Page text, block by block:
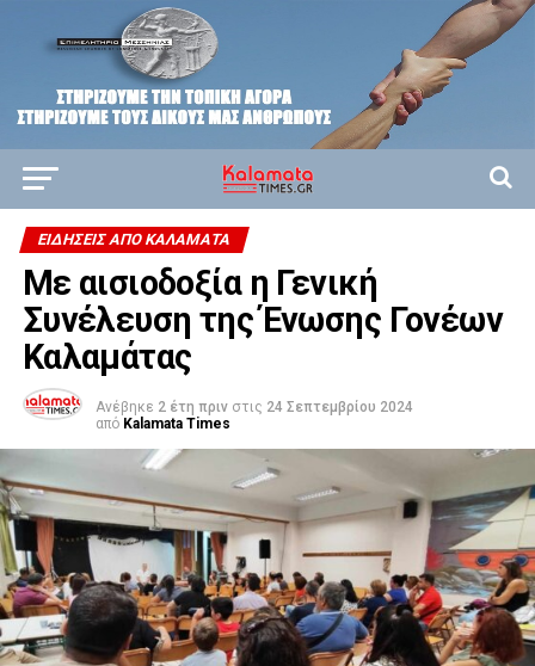
ΕΙΔΗΣΕΙΣ ΑΠΟ ΚΑΛΑΜΑΤΑ
Με αισιοδοξία η Γενική
Συνέλευση της Ένωσης Γονέων
Καλαμάτας
Ανέβηκε 2 έτη πριν στις 24 Σεπτεμβρίου 2024
από Kalamata Times